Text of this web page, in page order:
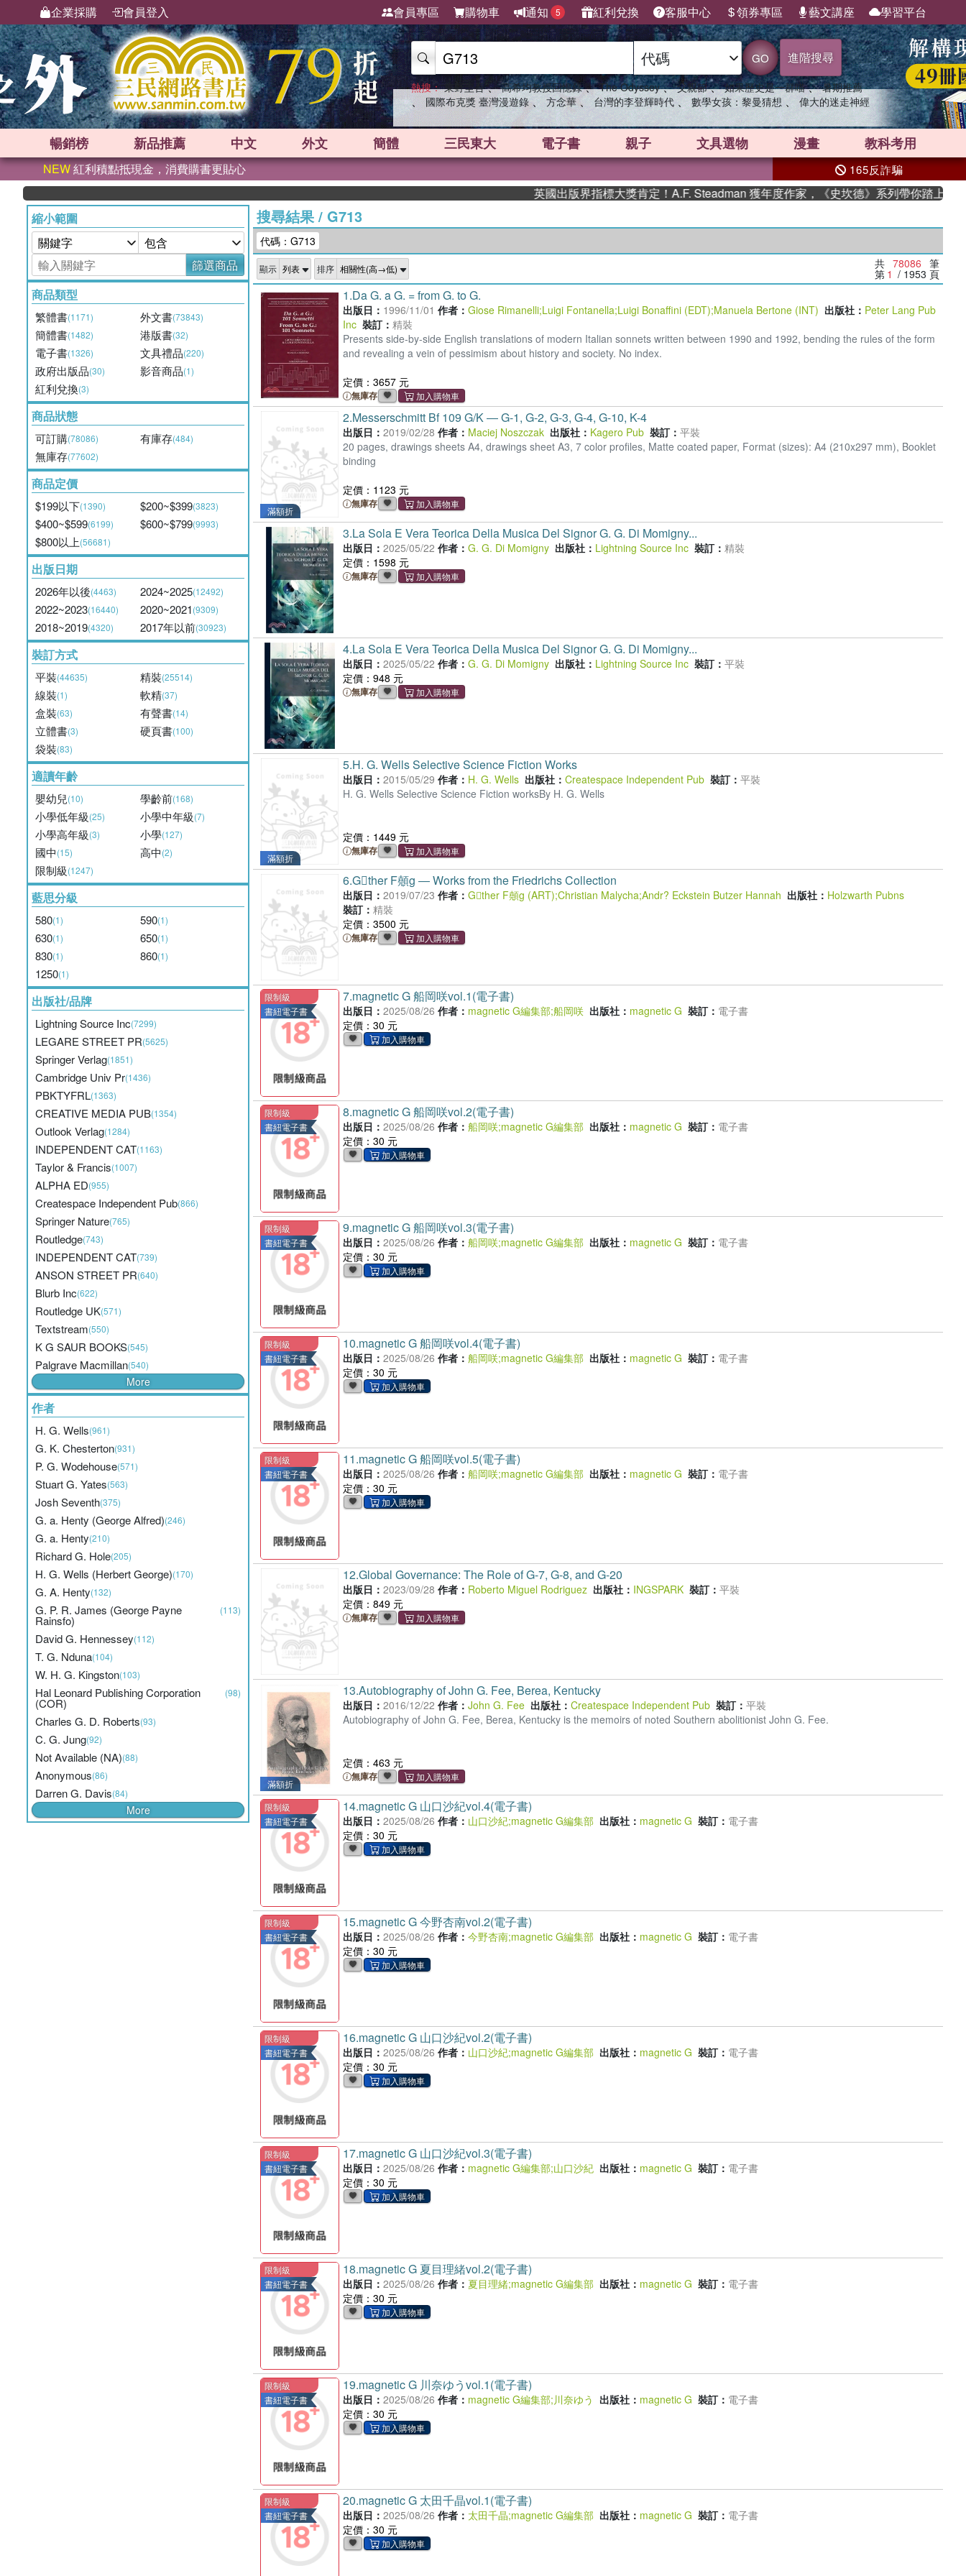
企業採購 會員登入 會員專區 購物車 通知 5 紅利兌換 客服中心 領券專區 藝文講座 學習平台
GO 進階搜尋
熱搜： 東野圭吾 、 高希均教授回憶錄 、 The Odyssey 、 父親節 、 如果歷史是一群喵 、 暑期推薦
、 國際布克獎 臺灣漫遊錄 、 方念華 、 台灣的李登輝時代 、 數學女孩：黎曼猜想 、 偉大的迷走神經
暢銷榜 新品推薦 中文 外文 簡體 三民東大 電子書 親子 文具選物 漫畫 教科考用
NEW紅利積點抵現金，消費購書更貼心 165反詐騙
英國出版界指標大獎肯定！A.F. Steadman 獲年度作家，《史坎德》系列帶你踏上熱血奇幻旅程
縮小範圍
篩選商品
商品類型
繁體書(1171) 外文書(73843)
簡體書(1482) 港版書(32)
電子書(1326) 文具禮品(220)
政府出版品(30) 影音商品(1)
紅利兌換(3)
商品狀態
可訂購(78086) 有庫存(484)
無庫存(77602)
商品定價
$199以下(1390) $200~$399(3823)
$400~$599(6199) $600~$799(9993)
$800以上(56681)
出版日期
2026年以後(4463) 2024~2025(12492)
2022~2023(16440) 2020~2021(9309)
2018~2019(4320) 2017年以前(30923)
裝訂方式
平裝(44635) 精裝(25514)
線裝(1) 軟精(37)
盒裝(63) 有聲書(14)
立體書(3) 硬頁書(100)
袋裝(83)
適讀年齡
嬰幼兒(10) 學齡前(168)
小學低年級(25) 小學中年級(7)
小學高年級(3) 小學(127)
國中(15) 高中(2)
限制級(1247)
藍思分級
580(1) 590(1)
630(1) 650(1)
830(1) 860(1)
1250(1)
出版社/品牌
Lightning Source Inc(7299)
LEGARE STREET PR(5625)
Springer Verlag(1851)
Cambridge Univ Pr(1436)
PBKTYFRL(1363)
CREATIVE MEDIA PUB(1354)
Outlook Verlag(1284)
INDEPENDENT CAT(1163)
Taylor & Francis(1007)
ALPHA ED(955)
Createspace Independent Pub(866)
Springer Nature(765)
Routledge(743)
INDEPENDENT CAT(739)
ANSON STREET PR(640)
Blurb Inc(622)
Routledge UK(571)
Textstream(550)
K G SAUR BOOKS(545)
Palgrave Macmillan(540)
More
作者
H. G. Wells(961)
G. K. Chesterton(931)
P. G. Wodehouse(571)
Stuart G. Yates(563)
Josh Seventh(375)
G. a. Henty (George Alfred)(246)
G. a. Henty(210)
Richard G. Hole(205)
H. G. Wells (Herbert George)(170)
G. A. Henty(132)
G. P. R. James (George Payne
Rainsfo)
(113)
David G. Hennessey(112)
T. G. Nduna(104)
W. H. G. Kingston(103)
Hal Leonard Publishing Corporation
(COR)
(98)
Charles G. D. Roberts(93)
C. G. Jung(92)
Not Available (NA)(88)
Anonymous(86)
Darren G. Davis(84)
More
搜尋結果/ G713
代碼：G713
顯示 排序 共 78086 筆
第 1 / 1953 頁
1.Da G. a G. = from G. to G.
出版日： 1996/11/01 作者： Giose Rimanelli;Luigi Fontanella;Luigi Bonaffini (EDT);Manuela Bertone (INT) 出版社： Peter Lang Pub
Inc 裝訂： 精裝
Presents side-by-side English translations of modern Italian sonnets written between 1990 and 1992, bending the rules of the form
and revealing a vein of pessimism about history and society. No index.
定價：3657 元
無庫存
滿額折
2.Messerschmitt Bf 109 G/K ― G-1, G-2, G-3, G-4, G-10, K-4
出版日： 2019/02/28 作者： Maciej Noszczak 出版社： Kagero Pub 裝訂： 平裝
20 pages, drawings sheets A4, drawings sheet A3, 7 color profiles, Matte coated paper, Format (sizes): A4 (210x297 mm), Booklet
binding
定價：1123 元
無庫存
3.La Sola E Vera Teorica Della Musica Del Signor G. G. Di Momigny...
出版日： 2025/05/22 作者： G. G. Di Momigny 出版社： Lightning Source Inc 裝訂： 精裝
定價：1598 元
無庫存
4.La Sola E Vera Teorica Della Musica Del Signor G. G. Di Momigny...
出版日： 2025/05/22 作者： G. G. Di Momigny 出版社： Lightning Source Inc 裝訂： 平裝
定價：948 元
無庫存
滿額折
5.H. G. Wells Selective Science Fiction Works
出版日： 2015/05/29 作者： H. G. Wells 出版社： Createspace Independent Pub 裝訂： 平裝
H. G. Wells Selective Science Fiction worksBy H. G. Wells
定價：1449 元
無庫存
6.Gther F顤g ― Works from the Friedrichs Collection
出版日： 2019/07/23 作者： Gther F顤g (ART);Christian Malycha;Andr? Eckstein Butzer Hannah 出版社： Holzwarth Pubns
裝訂： 精裝
定價：3500 元
無庫存
限制級
書紐電子書
7.magnetic G 船岡咲vol.1(電子書)
出版日： 2025/08/26 作者： magnetic G編集部;船岡咲 出版社： magnetic G 裝訂： 電子書
定價：30 元
限制級
書紐電子書
8.magnetic G 船岡咲vol.2(電子書)
出版日： 2025/08/26 作者： 船岡咲;magnetic G編集部 出版社： magnetic G 裝訂： 電子書
定價：30 元
限制級
書紐電子書
9.magnetic G 船岡咲vol.3(電子書)
出版日： 2025/08/26 作者： 船岡咲;magnetic G編集部 出版社： magnetic G 裝訂： 電子書
定價：30 元
限制級
書紐電子書
10.magnetic G 船岡咲vol.4(電子書)
出版日： 2025/08/26 作者： 船岡咲;magnetic G編集部 出版社： magnetic G 裝訂： 電子書
定價：30 元
限制級
書紐電子書
11.magnetic G 船岡咲vol.5(電子書)
出版日： 2025/08/26 作者： 船岡咲;magnetic G編集部 出版社： magnetic G 裝訂： 電子書
定價：30 元
12.Global Governance: The Role of G-7, G-8, and G-20
出版日： 2023/09/28 作者： Roberto Miguel Rodriguez 出版社： INGSPARK 裝訂： 平裝
定價：849 元
無庫存
滿額折
13.Autobiography of John G. Fee, Berea, Kentucky
出版日： 2016/12/22 作者： John G. Fee 出版社： Createspace Independent Pub 裝訂： 平裝
Autobiography of John G. Fee, Berea, Kentucky is the memoirs of noted Southern abolitionist John G. Fee.
定價：463 元
無庫存
限制級
書紐電子書
14.magnetic G 山口沙紀vol.4(電子書)
出版日： 2025/08/26 作者： 山口沙紀;magnetic G編集部 出版社： magnetic G 裝訂： 電子書
定價：30 元
限制級
書紐電子書
15.magnetic G 今野杏南vol.2(電子書)
出版日： 2025/08/26 作者： 今野杏南;magnetic G編集部 出版社： magnetic G 裝訂： 電子書
定價：30 元
限制級
書紐電子書
16.magnetic G 山口沙紀vol.2(電子書)
出版日： 2025/08/26 作者： 山口沙紀;magnetic G編集部 出版社： magnetic G 裝訂： 電子書
定價：30 元
限制級
書紐電子書
17.magnetic G 山口沙紀vol.3(電子書)
出版日： 2025/08/26 作者： magnetic G編集部;山口沙紀 出版社： magnetic G 裝訂： 電子書
定價：30 元
限制級
書紐電子書
18.magnetic G 夏目理緒vol.2(電子書)
出版日： 2025/08/26 作者： 夏目理緒;magnetic G編集部 出版社： magnetic G 裝訂： 電子書
定價：30 元
限制級
書紐電子書
19.magnetic G 川奈ゆうvol.1(電子書)
出版日： 2025/08/26 作者： magnetic G編集部;川奈ゆう 出版社： magnetic G 裝訂： 電子書
定價：30 元
限制級
書紐電子書
20.magnetic G 太田千晶vol.1(電子書)
出版日： 2025/08/26 作者： 太田千晶;magnetic G編集部 出版社： magnetic G 裝訂： 電子書
定價：30 元